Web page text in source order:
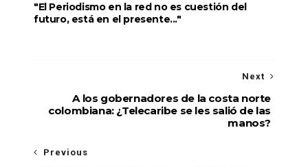
"El Periodismo en la red no es cuestión del
futuro, está en el presente..."
Next
A los gobernadores de la costa norte
colombiana: ¿Telecaribe se les salió de las
manos?
Previous